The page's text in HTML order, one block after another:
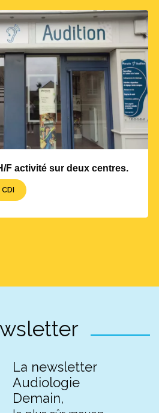
F activité sur deux centres.
CDI
La newsletter
Audiologie
Demain,